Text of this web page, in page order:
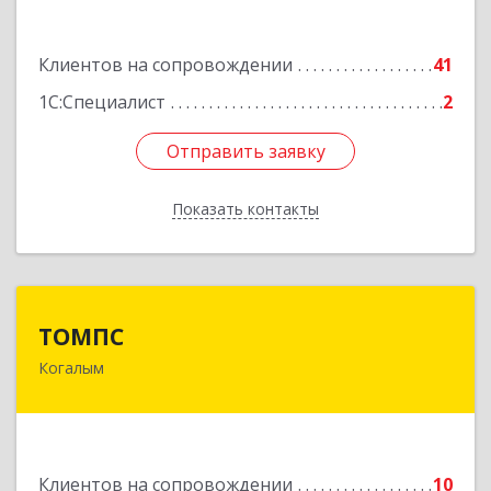
Клиентов на сопровождении
41
1С:Специалист
2
Отправить заявку
Показать контакты
Отправить заявку
Назад
ТОМПС
Когалым
Клиентов на сопровождении 10
628484, Ханты-Мансийский Автономный округ
Подробнее